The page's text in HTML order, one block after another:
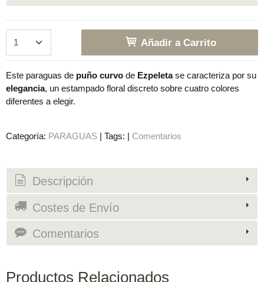
Añadir a Carrito
Este paraguas de puño curvo de Ezpeletase caracteriza por su
elegancia, un estampado floral discreto sobre cuatro colores
diferentes a elegir.
Categoría: PARAGUAS | Tags: | Comentarios
Descripción
Costes de Envío
Comentarios
Productos Relacionados